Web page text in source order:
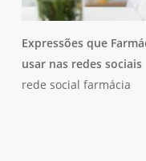
Expressões que
usar nas redes sociais
rede social farmácia